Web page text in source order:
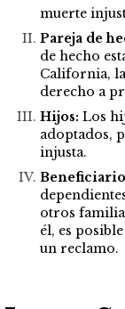
muerte
Pareja de
de hecho
California,
derecho a
Hijos: Los
adoptados,
injusta.
otros
él, es
un reclamo.